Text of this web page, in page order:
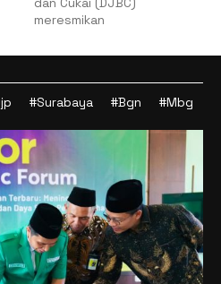
meresmikan
#Surabaya #Bgn #Mbg